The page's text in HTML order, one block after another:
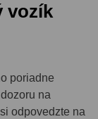
vozík
poriadne
na
odpovedzte na